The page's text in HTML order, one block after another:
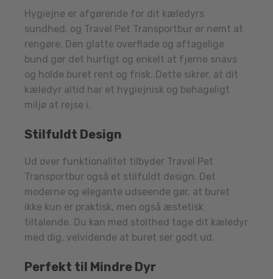
Hygiejne er afgørende for dit kæledyrs
sundhed, og Travel Pet Transportbur er nemt at
rengøre. Den glatte overflade og aftagelige
bund gør det hurtigt og enkelt at fjerne snavs
og holde buret rent og frisk. Dette sikrer, at dit
kæledyr altid har et hygiejnisk og behageligt
miljø at rejse i.
Stilfuldt Design
Ud over funktionalitet tilbyder Travel Pet
Transportbur også et stilfuldt design. Det
moderne og elegante udseende gør, at buret
ikke kun er praktisk, men også æstetisk
tiltalende. Du kan med stolthed tage dit kæledyr
med dig, velvidende at buret ser godt ud.
Perfekt til Mindre Dyr